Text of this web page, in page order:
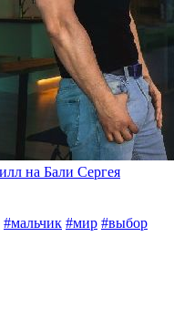
на Бали Сергея
#мальчик #мир #выбор